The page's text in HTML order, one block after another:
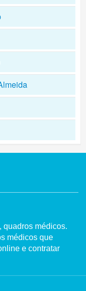
quadros médicos.
médicos que
e contratar